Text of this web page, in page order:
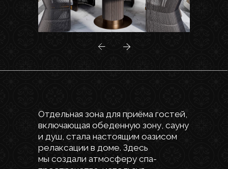
Если вы планируете ремонт, мы готовы помочь
одновременно красивым, функциональным